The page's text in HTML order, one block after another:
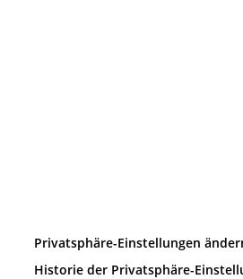
Privatsphäre-Einstellungen
Historie der Privatsphäre-